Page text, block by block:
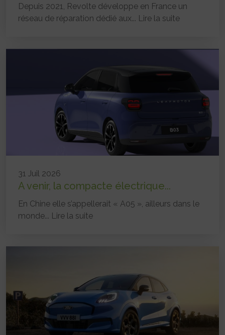
Depuis 2021, Revolte développe en France un
réseau de réparation dédié aux... Lire la suite
31 Juil 2026
A venir, la compacte électrique...
En Chine elle s’appellerait « A05 », ailleurs dans le
monde... Lire la suite